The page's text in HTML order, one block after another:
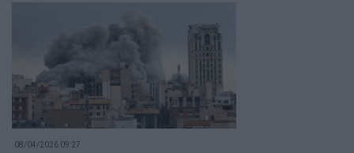
08/04/2026 09:27